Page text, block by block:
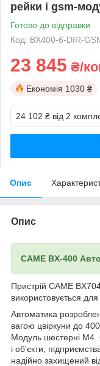
рейки і gsm-
Готово до відправки
Код: BX400-6-DIR-
23 845 ₴/
Економія 1030 ₴
24 102 ₴ від 2
Опис
Опис
CAME BX-400
Пристрій CAME
використовується для
Автоматика
вагою цвіркуни до
Модуль шестерні M4.
і об'єкти,
надійно захищений